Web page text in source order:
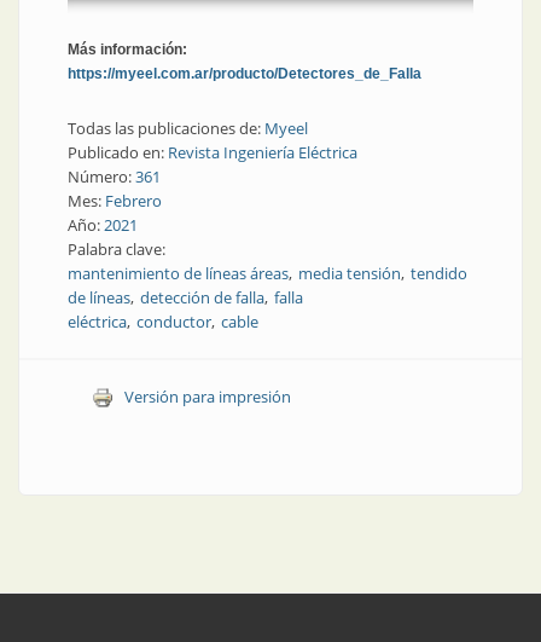
Más información:
https://myeel.com.ar/producto/Detectores_de_Falla
Todas las publicaciones de: Myeel
Publicado en: Revista Ingeniería Eléctrica
Número:361
Mes: Febrero
Año:2021
Palabra clave:
mantenimiento de líneas áreas media tensión tendido
de líneas detección de falla falla
eléctrica conductor cable
Versión para impresión